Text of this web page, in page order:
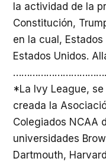
la actividad de la
Constitución,
en la cual,
Estados Unidos.
*La Ivy League,
creada la
Colegiados NCAA
universidades
Dartmouth,